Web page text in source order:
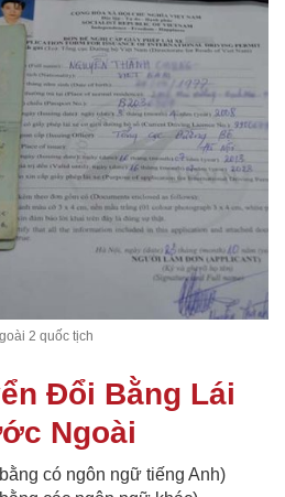
2 quốc tịch
Đổi Bằng Lái
Ngoài
có ngôn ngữ tiếng Anh)